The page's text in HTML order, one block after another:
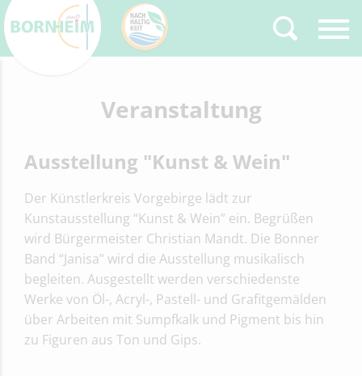
Type 2 or more
characters for results.
Veranstaltung
Ausstellung "Kunst & Wein"
Der Künstlerkreis Vorgebirge lädt zur
Kunstausstellung “Kunst & Wein” ein. Begrüßen
wird Bürgermeister Christian Mandt. Die Bonner
Band “Janisa” wird die Ausstellung musikalisch
begleiten. Ausgestellt werden verschiedenste
Werke von Öl-, Acryl-, Pastell- und Grafitgemälden
über Arbeiten mit Sumpfkalk und Pigment bis hin
zu Figuren aus Ton und Gips.